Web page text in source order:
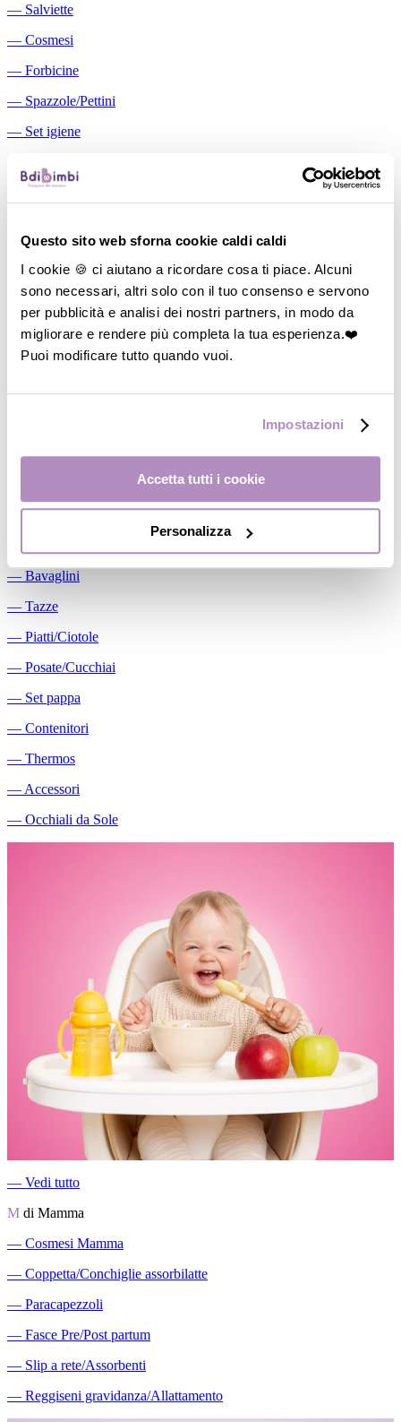
Questo sito web sforna cookie caldi caldi
I cookie 🍪 ci aiutano a ricordare cosa ti piace. Alcuni
sono necessari, altri solo con il tuo consenso e servono
per pubblicità e analisi dei nostri partners, in modo da
migliorare e rendere più completa la tua esperienza.❤️
Puoi modificare tutto quando vuoi.
Impostazioni
Accetta tutti i cookie
Personalizza
― Salviette
― Cosmesi
― Forbicine
― Spazzole/Pettini
― Set igiene
Aspiratori nasali manuali
―
Cuscini allattamento
―Biberon
―
Tettarelle
―Succhietti
Conservalatte Materno
―Massaggiagengive
― Bavaglini
― Tazze
― Piatti/Ciotole
― Posate/Cucchiai
― Set pappa
― Contenitori
― Thermos
― Accessori
― Occhiali da Sole
― Vedi tutto
M di Mamma
― Cosmesi Mamma
― Coppetta/Conchiglie assorbilatte
― Paracapezzoli
― Fasce Pre/Post partum
― Slip a rete/Assorbenti
― Reggiseni gravidanza/Allattamento